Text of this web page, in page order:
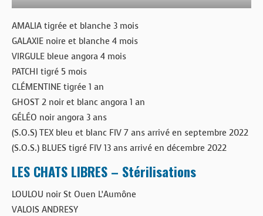
AMALIA tigrée et blanche 3 mois
GALAXIE noire et blanche 4 mois
VIRGULE bleue angora 4 mois
PATCHI tigré 5 mois
CLÉMENTINE tigrée 1 an
GHOST 2 noir et blanc angora 1 an
GÉLÉO noir angora 3 ans
(S.O.S) TEX bleu et blanc FIV 7 ans arrivé en septembre 2022
(S.O.S.) BLUES tigré FIV 13 ans arrivé en décembre 2022
LES CHATS LIBRES – Stérilisations
LOULOU noir St Ouen L’Aumône
VALOIS ANDRESY